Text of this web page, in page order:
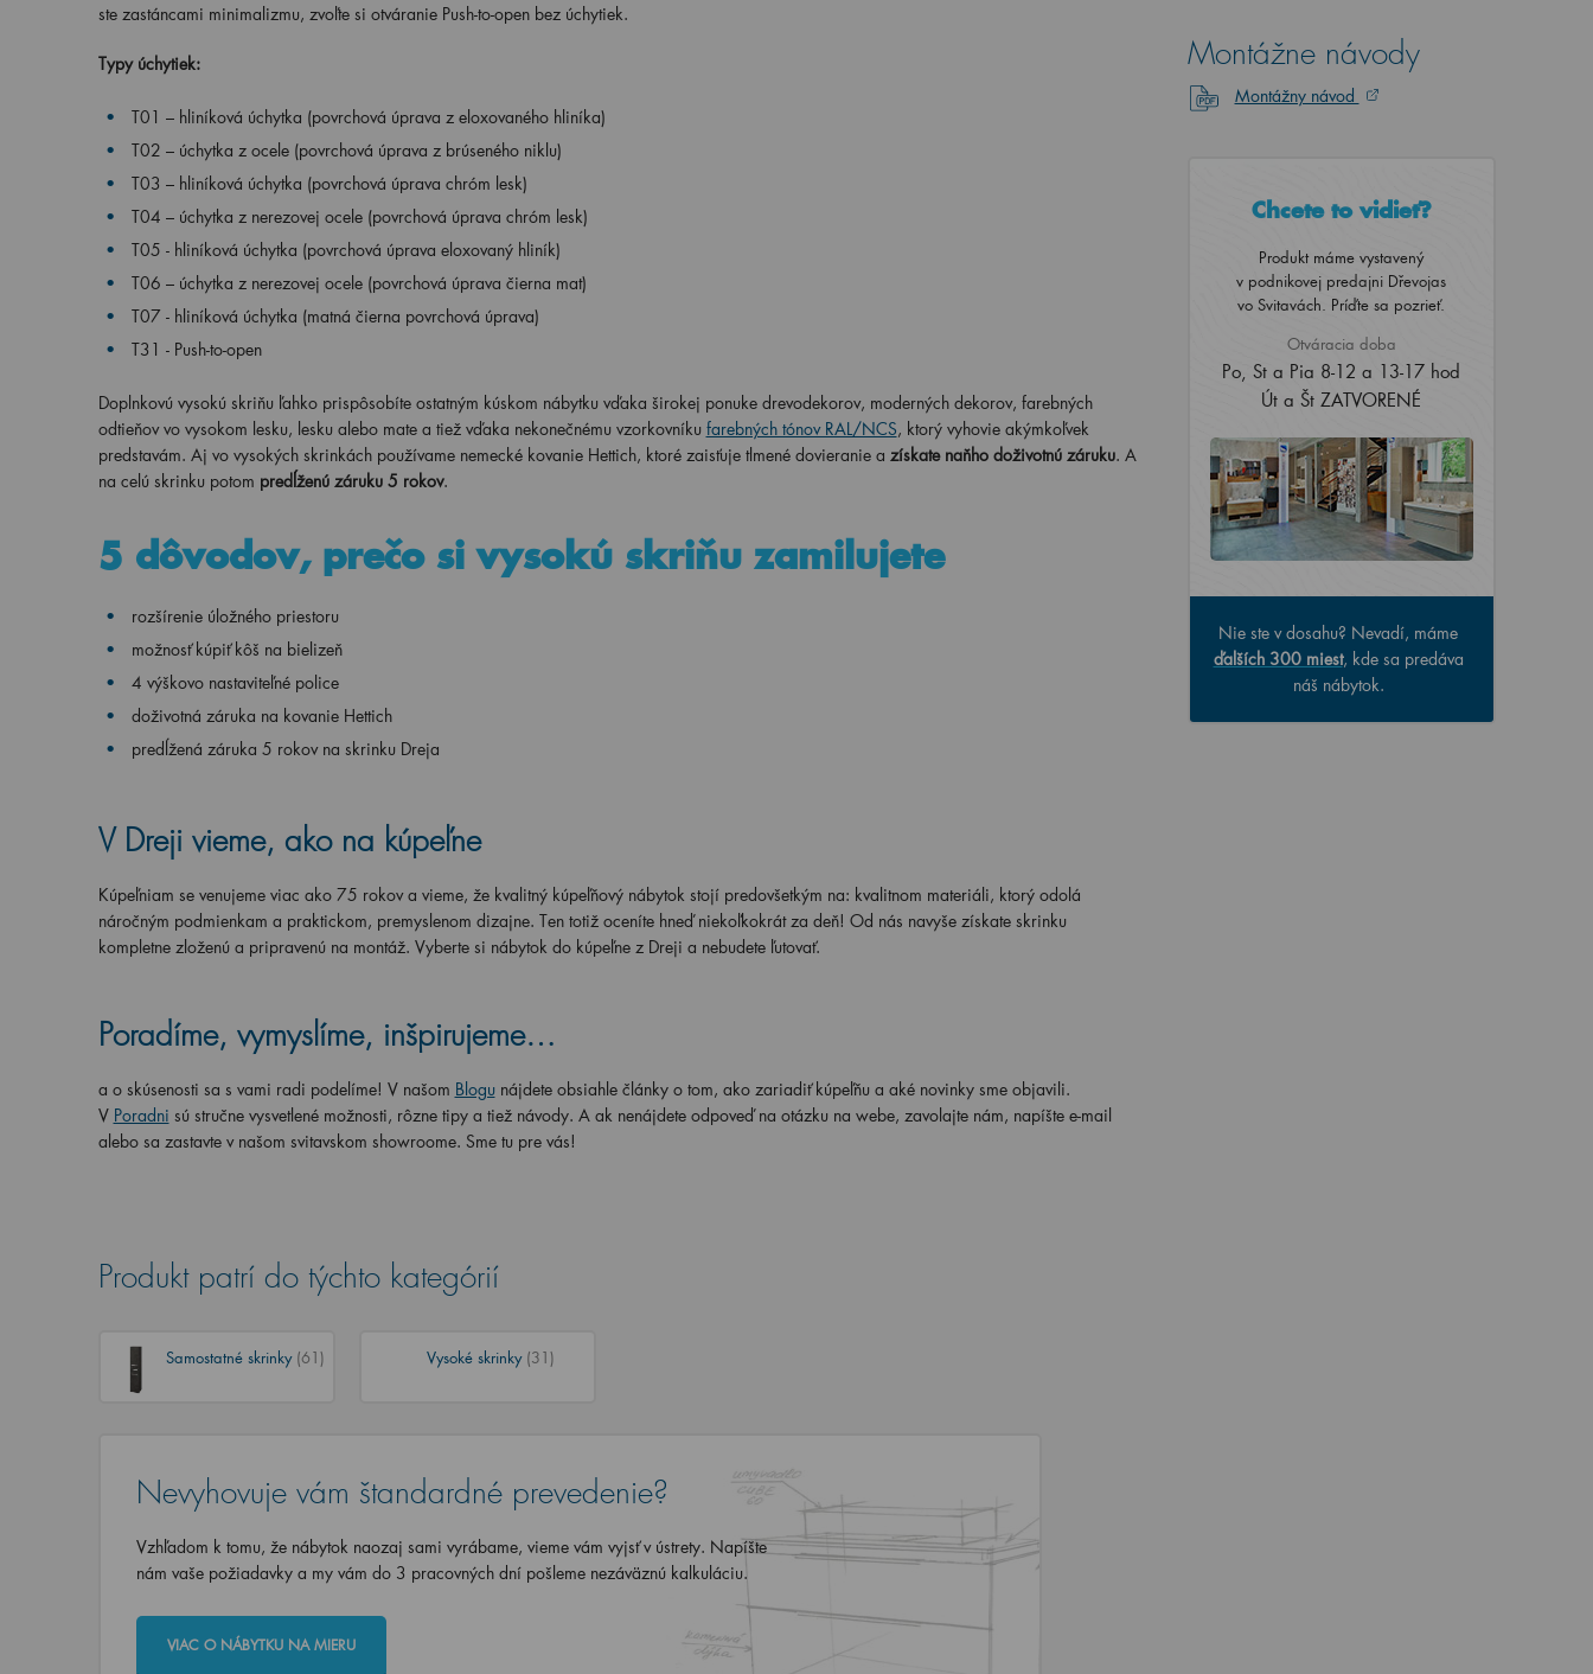
ste zastáncami minimalizmu, zvoľte si otváranie Push-to-open bez úchytiek.
Typy úchytiek:
T01 – hliníková úchytka (povrchová úprava z eloxovaného hliníka)
T02 – úchytka z ocele (povrchová úprava z brúseného niklu)
T03 – hliníková úchytka (povrchová úprava chróm lesk)
T04 – úchytka z nerezovej ocele (povrchová úprava chróm lesk)
T05 - hliníková úchytka (povrchová úprava eloxovaný hliník)
T06 – úchytka z nerezovej ocele (povrchová úprava čierna mat)
T07 - hliníková úchytka (matná čierna povrchová úprava)
T31 - Push-to-open
Doplnkovú vysokú skriňu ľahko prispôsobíte ostatným kúskom nábytku vďaka širokej ponuke drevodekorov, moderných dekorov, farebných
odtieňov vo vysokom lesku, lesku alebo mate a tiež vďaka nekonečnému vzorkovníku farebných tónov RAL/NCS, ktorý vyhovie akýmkoľvek
predstavám. Aj vo vysokých skrinkách používame nemecké kovanie Hettich, ktoré zaisťuje tlmené dovieranie a získate naňho doživotnú záruku. A
na celú skrinku potom predĺženú záruku 5 rokov.
5 dôvodov, prečo si vysokú skriňu zamilujete
rozšírenie úložného priestoru
možnosť kúpiť kôš na bielizeň
4 výškovo nastaviteľné police
doživotná záruka na kovanie Hettich
predĺžená záruka 5 rokov na skrinku Dreja
V Dreji vieme, ako na kúpeľne
Kúpeľniam se venujeme viac ako 75 rokov a vieme, že kvalitný kúpeľňový nábytok stojí predovšetkým na: kvalitnom materiáli, ktorý odolá
náročným podmienkam a praktickom, premyslenom dizajne. Ten totiž oceníte hneď niekoľkokrát za deň! Od nás navyše získate skrinku
kompletne zloženú a pripravenú na montáž. Vyberte si nábytok do kúpeľne z Dreji a nebudete ľutovať.
Poradíme, vymyslíme, inšpirujeme…
a o skúsenosti sa s vami radi podelíme! V našom Blogu nájdete obsiahle články o tom, ako zariadiť kúpeľňu a aké novinky sme objavili.
V Poradni sú stručne vysvetlené možnosti, rôzne tipy a tiež návody. A ak nenájdete odpoveď na otázku na webe, zavolajte nám, napíšte e-mail
alebo sa zastavte v našom svitavskom showroome. Sme tu pre vás!
Produkt patrí do týchto kategórií
Samostatné skrinky (61) Vysoké skrinky (31)
Nevyhovuje vám štandardné prevedenie?
Vzhľadom k tomu, že nábytok naozaj sami vyrábame, vieme vám vyjsť v ústrety. Napíšte
nám vaše požiadavky a my vám do 3 pracovných dní pošleme nezáväznú kalkuláciu.
VIAC O NÁBYTKU NA MIERU
Montážne návody
Montážny návod
Chcete to vidieť?
Produkt máme vystavený
v podnikovej predajni Dřevojas
vo Svitavách. Príďte sa pozrieť.
Otváracia doba
Po, St a Pia 8-12 a 13-17 hod
Út a Št ZATVORENÉ
Nie ste v dosahu? Nevadí, máme
ďalších 300 miest, kde sa predáva
náš nábytok.